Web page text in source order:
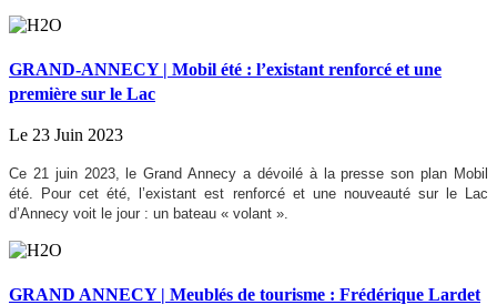
GRAND-ANNECY | Mobil été : l’existant renforcé et une
première sur le Lac
Le 23 Juin 2023
Ce 21 juin 2023, le Grand Annecy a dévoilé à la presse son plan Mobil
été.
Pour cet été, l’existant est renforcé et une nouveauté sur le Lac
d’Annecy voit le jour : un bateau « volant ».
GRAND ANNECY | Meublés de tourisme : Frédérique Lardet